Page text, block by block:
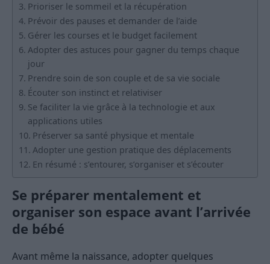
Prioriser le sommeil et la récupération
Prévoir des pauses et demander de l’aide
Gérer les courses et le budget facilement
Adopter des astuces pour gagner du temps chaque
jour
Prendre soin de son couple et de sa vie sociale
Écouter son instinct et relativiser
Se faciliter la vie grâce à la technologie et aux
applications utiles
Préserver sa santé physique et mentale
Adopter une gestion pratique des déplacements
En résumé : s’entourer, s’organiser et s’écouter
Se préparer mentalement et
organiser son espace avant l’arrivée
de bébé
Avant même la naissance, adopter quelques